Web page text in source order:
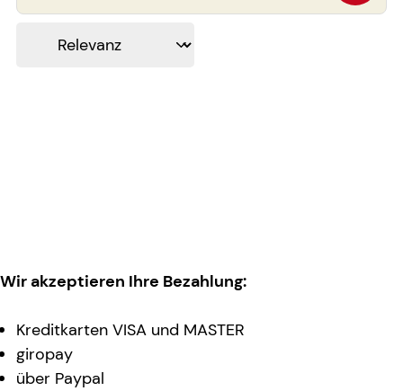
Wir akzeptieren Ihre Bezahlung:
Kreditkarten VISA und MASTER
giropay
über Paypal